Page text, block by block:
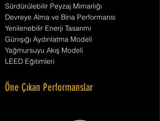
Sürdürülebilir Peyzaj Mimarlığı
Devreye Alma ve Bina Performansı
Yenilenebilir Enerji Tasarımı
Günışığı Aydınlatma Modeli
Yağmursuyu Akış Modeli
LEED Eğitimleri
Öne Çıkan Performanslar